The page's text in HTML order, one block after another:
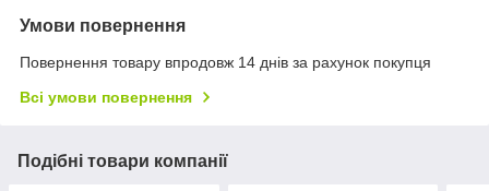
Умови повернення
Повернення товару впродовж 14 днів за рахунок покупця
Всі умови повернення
Подібні товари компанії